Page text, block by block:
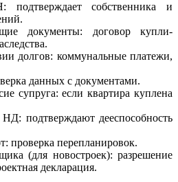
собственника и
документы: договор купли-
долгов: коммунальные платежи,
данных с документами.
супруга: если квартира куплена
подтверждают дееспособность
проверка перепланировок.
(для новостроек): разрешение
декларация.